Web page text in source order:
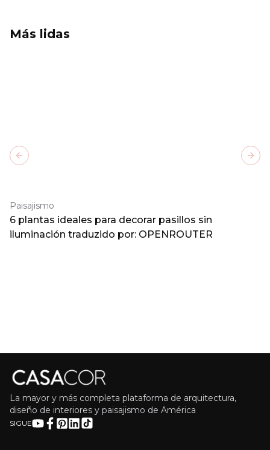
Más lidas
Paisajismo
6 plantas ideales para decorar pasillos sin
iluminación traduzido por: OPENROUTER
Previous slide
La mayor y más completa plataforma de arquitectura,
diseño de interiores y paisajismo de América
SIGUE